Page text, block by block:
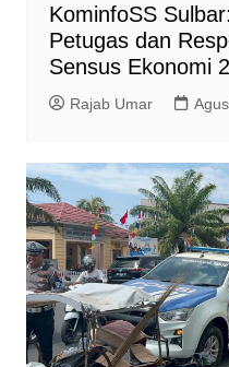
KominfoSS
Petugas dan
Sensus Ekonomi
Rajab Umar